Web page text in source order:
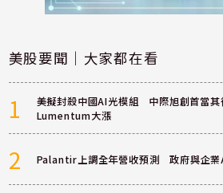
美股要聞｜大家都在看
1
美擬封殺中國AI光模組 中際旭創首當
Lumentum大漲
2 Palantir上調全年營收預測 政府與企業